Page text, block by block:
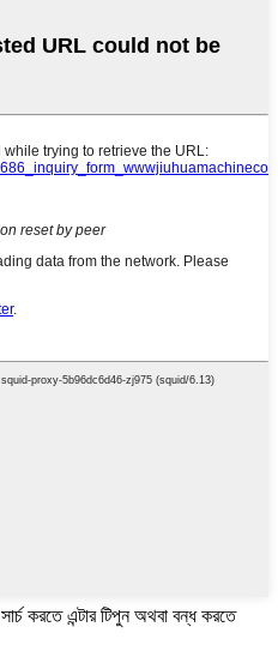
সার্চ করতে এন্টার টিপুন অথবা বন্ধ করতে